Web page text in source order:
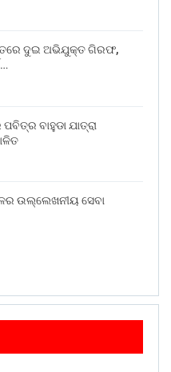
ଦୁଇ ଅଭିଯୁକ୍ତ ଗିରଫ,
ବାହୁଡା ଯାତ୍ରା
ଉଲ୍ଲେଖନୀୟ ସେବା